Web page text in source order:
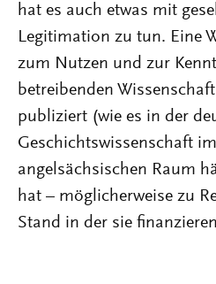
hat es auch etwas mit
Legitimation zu tun. Eine
zum Nutzen und zur
betreibenden
publiziert (wie es in der
Geschichtswissenschaft
angelsächsischen Raum
hat – möglicherweise zu
Stand in der sie